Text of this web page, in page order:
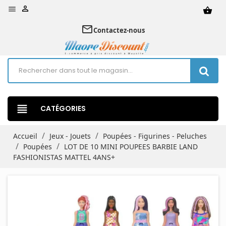
 shopping_basket

mail_outlineContactez-nous
view_headline CATÉGORIES
Accueil Jeux - Jouets
Poupées - Figurines - Peluches
Poupées
LOT DE 10 MINI POUPEES BARBIE LAND
FASHIONISTAS MATTEL 4ANS+